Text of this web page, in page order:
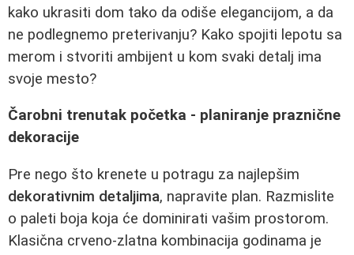
kako ukrasiti dom tako da odiše elegancijom, a da
ne podlegnemo preterivanju? Kako spojiti lepotu sa
merom i stvoriti ambijent u kom svaki detalj ima
svoje mesto?
Čarobni trenutak početka - planiranje praznične
dekoracije
Pre nego što krenete u potragu za najlepšim
dekorativnim detaljima, napravite plan. Razmislite
o paleti boja koja će dominirati vašim prostorom.
Klasična crveno-zlatna kombinacija godinama je